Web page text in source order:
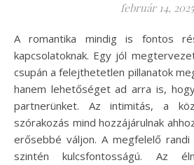
február 14, 2025
A romantika mindig is fontos része volt az emberi
kapcsolatoknak. Egy jól
csupán a felejthetetlen pillanatok
hanem lehetőséget ad arra is,
partnerünket. Az intimitás, a
szórakozás mind hozzájárulnak
erősebbé váljon. A megfelelő randi
szintén kulcsfontosságú. Az